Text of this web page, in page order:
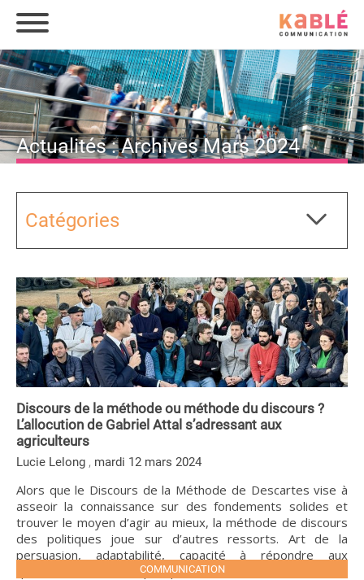
Actualités : Archives Mars 2024
Catégories
Discours de la méthode ou méthode du discours ?
L’allocution de Gabriel Attal s’adressant aux
agriculteurs
Lucie Lelong , mardi 12 mars 2024
Alors que le Discours de la Méthode de Descartes vise à
asseoir la connaissance sur des fondements solides et
trouver le moyen d’agir au mieux, la méthode de discours
des politiques joue sur d’autres ressorts. Art de la
persuasion, adaptabilité, capacité à répondre aux
questions difficiles, … quoi que l’on […]
COMMUNICATION